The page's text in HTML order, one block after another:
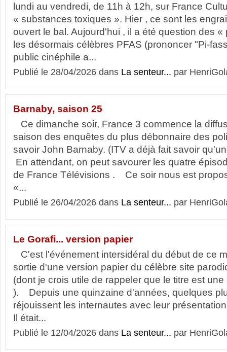
lundi au vendredi, de 11h à 12h, sur France
« substances toxiques ». Hier , ce sont les
ouvert le bal. Aujourd'hui , il a été question des
les désormais célèbres PFAS (prononcer "Pi-
public cinéphile a...
Publié le 28/04/2026 dans La senteur... par
Barnaby, saison 25
Ce dimanche soir, France 3 commence la
saison des enquêtes du plus débonnaire des
savoir John Barnaby. (ITV a déjà fait savoir
En attendant, on peut savourer les quatre
de France Télévisions . Ce soir nous est
«...
Publié le 26/04/2026 dans La senteur... par
Le Gorafi... version papier
C'est l'événement intersidéral du début de ce
sortie d'une version papier du célèbre site
(dont je crois utile de rappeler que le titre est
). Depuis une quinzaine d'années, quelques
réjouissent les internautes avec leur
Il était...
Publié le 12/04/2026 dans La senteur... par